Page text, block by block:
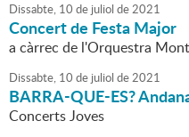
Dissabte, 10 de juliol de2021
Concert de Festa Major
a càrrec de l'Orquestra
Dissabte, 10 de juliol de2021
BARRA-QUE-ES?
Concerts Joves